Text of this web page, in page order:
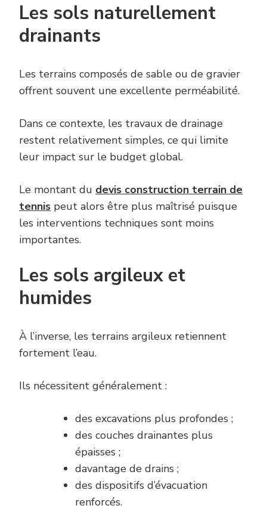
Les sols naturellement
drainants
Les terrains composés de sable ou de gravier
offrent souvent une excellente perméabilité.
Dans ce contexte, les travaux de drainage
restent relativement simples, ce qui limite
leur impact sur le budget global.
Le montant du devis construction terrain de
tennis peut alors être plus maîtrisé puisque
les interventions techniques sont moins
importantes.
Les sols argileux et
humides
À l’inverse, les terrains argileux retiennent
fortement l’eau.
Ils nécessitent généralement :
des excavations plus profondes ;
des couches drainantes plus
épaisses ;
davantage de drains ;
des dispositifs d’évacuation
renforcés.